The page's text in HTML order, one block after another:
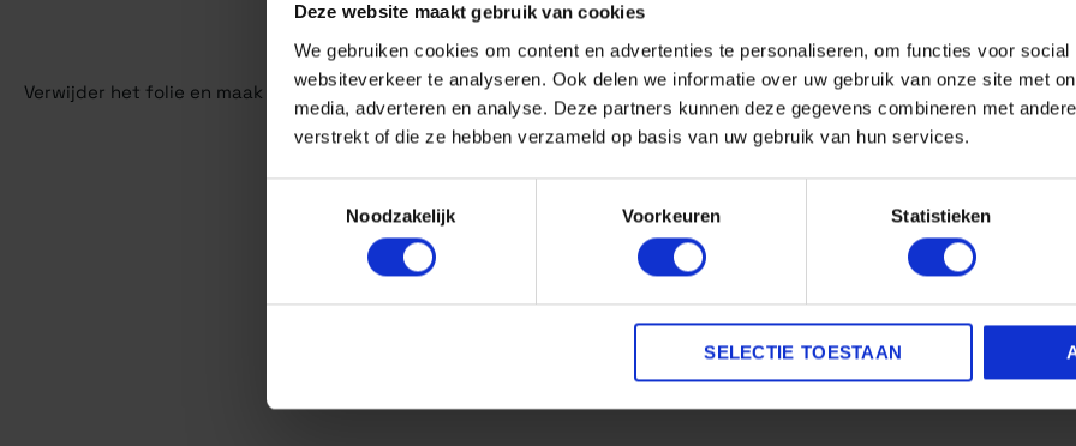
Deze website maakt gebruik van cookies
We gebruiken cookies om content en advertenties te personaliseren, om functies voor
websiteverkeer te analyseren. Ook delen we informatie over uw gebruik van onze site met
media, adverteren en analyse. Deze partners kunnen deze gegevens combineren met
verstrekt of die ze hebben verzameld op basis van uw gebruik van hun services.
Noodzakelijk
Voorkeuren Statistieken
SELECTIE TOESTAAN
Verwijder het folie en maak de zolen goed schoon, Is hetresultaatnog niet geheel naar wens herhaal dan